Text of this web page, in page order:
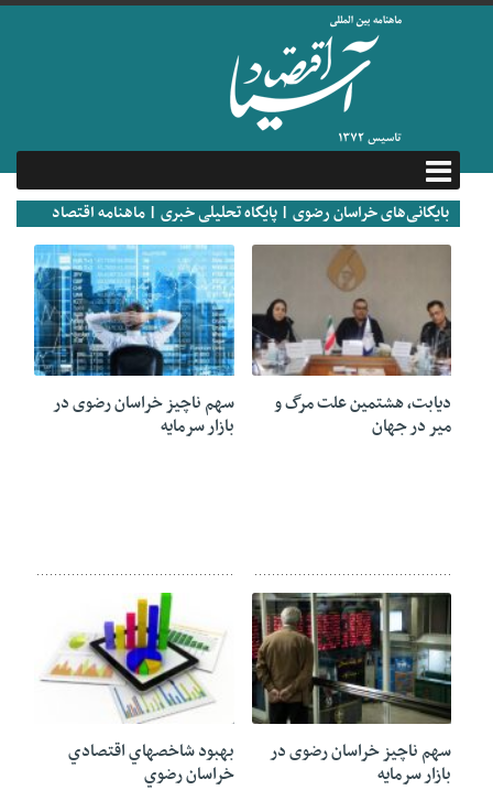
بایگانی‌های خراسان رضوی | پایگاه تحلیلی خبری | ماهنامه اقتصاد
آسیا
11 نوامبر 2023
دیابت، هشتمین علت مرگ و
میر در جهان
19 آگوست 2020
سهم ناچیز خراسان رضوی در
بازار سرمایه
21 ژوئن 2020
سهم ناچیز خراسان رضوی در
بازار سرمایه
11 ژوئن 2020
بهبود شاخصهاي اقتصادي
خراسان رضوي